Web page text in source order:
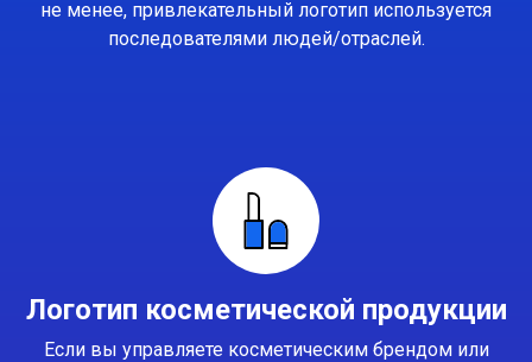
не менее, привлекательный логотип используется
последователями людей/отраслей.
Логотип косметической продукции
Если вы управляете косметическим брендом или